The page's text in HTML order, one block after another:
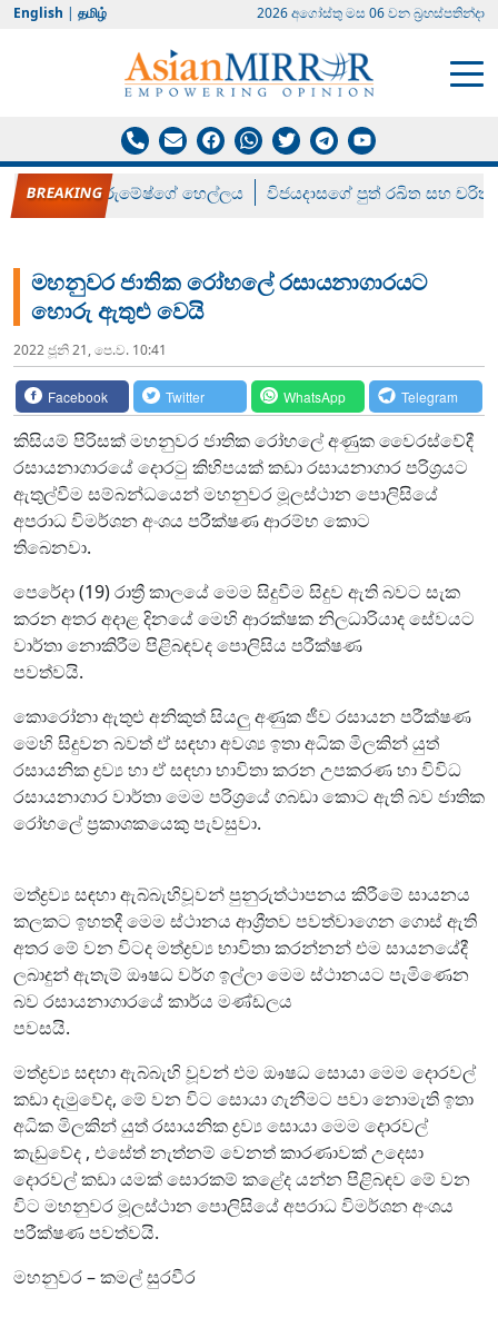
English | தமிழ் 2026 අගෝස්‍තු මස 06 වන බ්‍රහස්පතින්දා
රන් ගෙනා රුමේෂ්ගේ හෙල්ලය විජයදාසගේ පුත් රඛිත සහ චරිත්
මහනුවර ජාතික රෝහලේ රසායනාගාරයට
හොරු ඇතුළු වෙයි
2022 ජූනි 21, පෙ.ව. 10:41
Facebook Twitter WhatsApp Telegram
කිසියම් පිරිසක් මහනුවර ජාතික රෝහලේ අණුක වෛරස්වේදී
රසායනාගාරයේ දොරටු කිහිපයක් කඩා රසායනාගාර පරිශ්‍රයට
ඇතුල්වීම සම්බන්ධයෙන් මහනුවර මූලස්ථාන පොලිසියේ
අපරාධ විමර්ශන අංශය පරීක්ෂණ ආරම්භ කොට
තිබෙනවා.
පෙරේදා (19) රාත්‍රී කාලයේ මෙම සිදුවීම සිදුව ඇති බවට සැක
කරන අතර අදාළ දිනයේ මෙහි ආරක්ෂක නිලධාරියාද සේවයට
වාර්තා නොකිරීම පිළිබඳවද පොලිසිය පරීක්ෂණ
පවත්වයි.
කොරෝනා ඇතුළු අනිකුත් සියලු අණුක ජීව රසායන පරීක්ෂණ
මෙහි සිදුවන බවත් ඒ සඳහා අවශ්‍ය ඉතා අධික මිලකින් යුත්
රසායනික ද්‍රව්‍ය හා ඒ සඳහා භාවිතා කරන උපකරණ හා විවිධ
රසායනාගාර වාර්තා මෙම පරිශ්‍රයේ ගබඩා කොට ඇති බව ජාතික
රෝහලේ ප්‍රකාශකයෙකු පැවසුවා.
මත්ද්‍රව්‍ය සඳහා ඇබ්බැහිවූවන් පුනුරුත්ථාපනය කිරීමේ සායනය
කලකට ඉහතදී මෙම ස්ථානය ආශ්‍රීතව පවත්වාගෙන ගොස් ඇති
අතර මේ වන විටද මත්ද්‍රව්‍ය භාවිතා කරන්නන් එම සායනයේදී
ලබාදුන් ඇතැම් ඖෂධ වර්ග ඉල්ලා මෙම ස්ථානයට පැමිණෙන
බව රසායනාගාරයේ කාර්ය මණ්ඩලය
පවසයි.
මත්ද්‍රව්‍ය සඳහා ඇබ්බැහි වූවන් එම ඖෂධ සොයා මෙම දොරවල්
කඩා දැමුවේද, මේ වන විට සොයා ගැනීමට පවා නොමැති ඉතා
අධික මිලකින් යුත් රසායනික ද්‍රව්‍ය සොයා මෙම දොරවල්
කැඩුවේද , එසේත් නැත්නම් වෙනත් කාරණාවක් උදෙසා
දොරවල් කඩා යමක් සොරකම් කළේද යන්න පිළිබඳව මේ වන
විට මහනුවර මූලස්ථාන පොලිසියේ අපරාධ විමර්ශන අංශය
පරීක්ෂණ පවත්වයි.
මහනුවර – කමල් සුරවීර